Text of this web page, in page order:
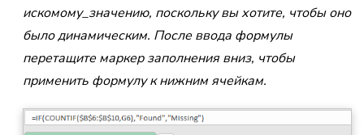
искомому_значению, поскольку вы хотите, чтобы оно
было динамическим. После ввода формулы
перетащите маркер заполнения вниз, чтобы
применить формулу к нижним ячейкам.